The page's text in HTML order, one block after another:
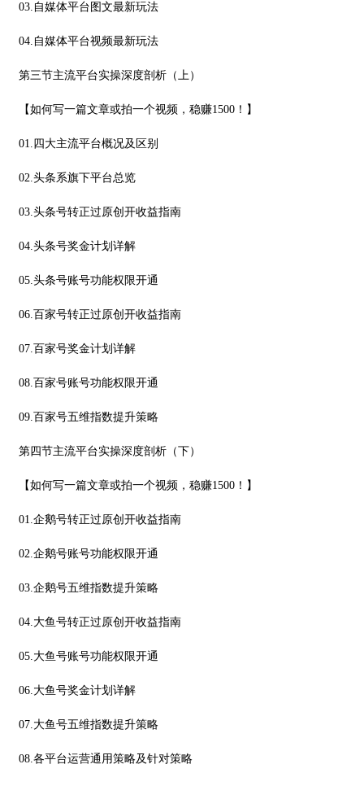
03.自媒体平台图文最新玩法
04.自媒体平台视频最新玩法
第三节主流平台实操深度剖析（上）
【如何写一篇文章或拍一个视频，稳赚1500！】
01.四大主流平台概况及区别
02.头条系旗下平台总览
03.头条号转正过原创开收益指南
04.头条号奖金计划详解
05.头条号账号功能权限开通
06.百家号转正过原创开收益指南
07.百家号奖金计划详解
08.百家号账号功能权限开通
09.百家号五维指数提升策略
第四节主流平台实操深度剖析（下）
【如何写一篇文章或拍一个视频，稳赚1500！】
01.企鹅号转正过原创开收益指南
02.企鹅号账号功能权限开通
03.企鹅号五维指数提升策略
04.大鱼号转正过原创开收益指南
05.大鱼号账号功能权限开通
06.大鱼号奖金计划详解
07.大鱼号五维指数提升策略
08.各平台运营通用策略及针对策略